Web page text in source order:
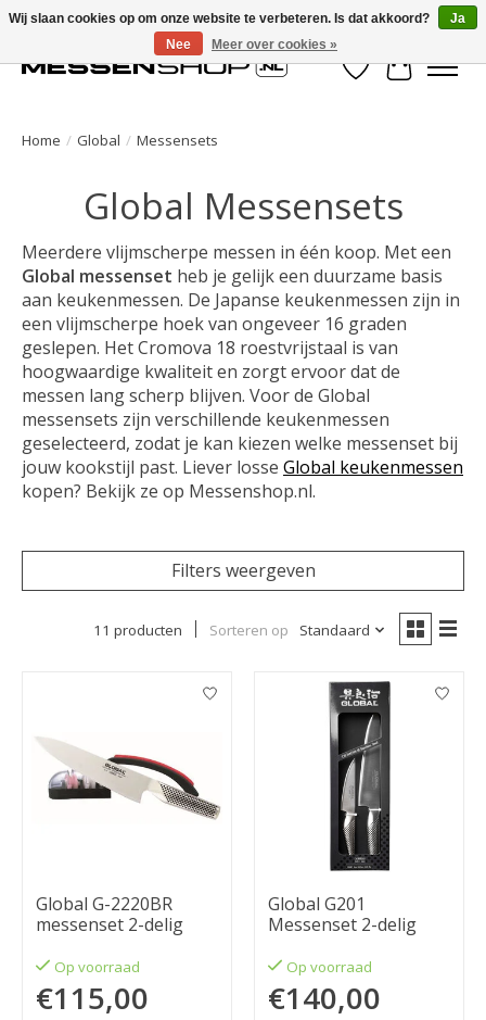
Verlanglijst
Home / Global / Messensets
Global Messensets
Meerdere vlijmscherpe messen in één koop. Met een
Global messenset heb je gelijk een duurzame basis
aan keukenmessen. De Japanse keukenmessen zijn in
een vlijmscherpe hoek van ongeveer 16 graden
geslepen. Het Cromova 18 roestvrijstaal is van
hoogwaardige kwaliteit en zorgt ervoor dat de
messen lang scherp blijven. Voor de Global
messensets zijn verschillende keukenmessen
geselecteerd, zodat je kan kiezen welke messenset bij
jouw kookstijl past. Liever losse Global keukenmessen
kopen? Bekijk ze op Messenshop.nl.
Filters weergeven
11 producten Sorteren op Standaard
Global G-2220BR
messenset 2-delig
Op voorraad
€115,00
Global G201
Messenset 2-delig
Op voorraad
€140,00
Wij slaan cookies op om onze website te verbeteren. Is dat akkoord?
Ja
Nee
Meer over cookies »